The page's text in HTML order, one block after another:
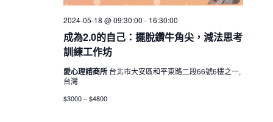
成為2.0的自己：擺脫鑽牛角尖，減法思考
訓練工作坊
2024-05-18 @ 09:30:00 - 16:30:00
愛心理諮商所 台北市大安區和平東路二段66號6樓之一,
台灣
$3000 – $4800